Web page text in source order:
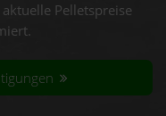
Pelletspreise